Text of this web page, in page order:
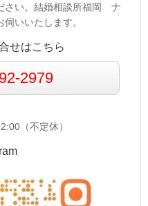
さい。結婚相談所福岡 ナ
いいたします。
せはこちら
2979
（不定休）